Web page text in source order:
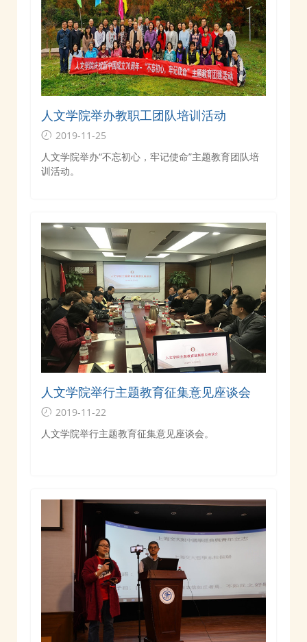
人文学院举办教职工团队培训活动
2019-11-25
人文学院举办“不忘初心，牢记使命”主题教育团队培
训活动。
人文学院举行主题教育征集意见座谈会
2019-11-22
人文学院举行主题教育征集意见座谈会。